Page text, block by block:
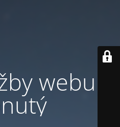
webu je